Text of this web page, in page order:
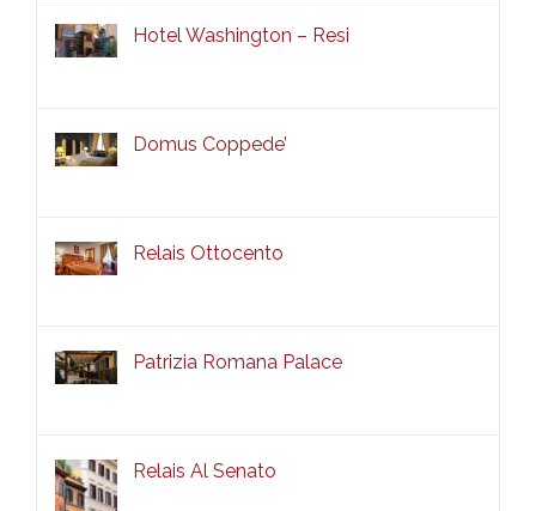
Hotel Washington – Resi
Domus Coppede’
Relais Ottocento
Patrizia Romana Palace
Relais Al Senato